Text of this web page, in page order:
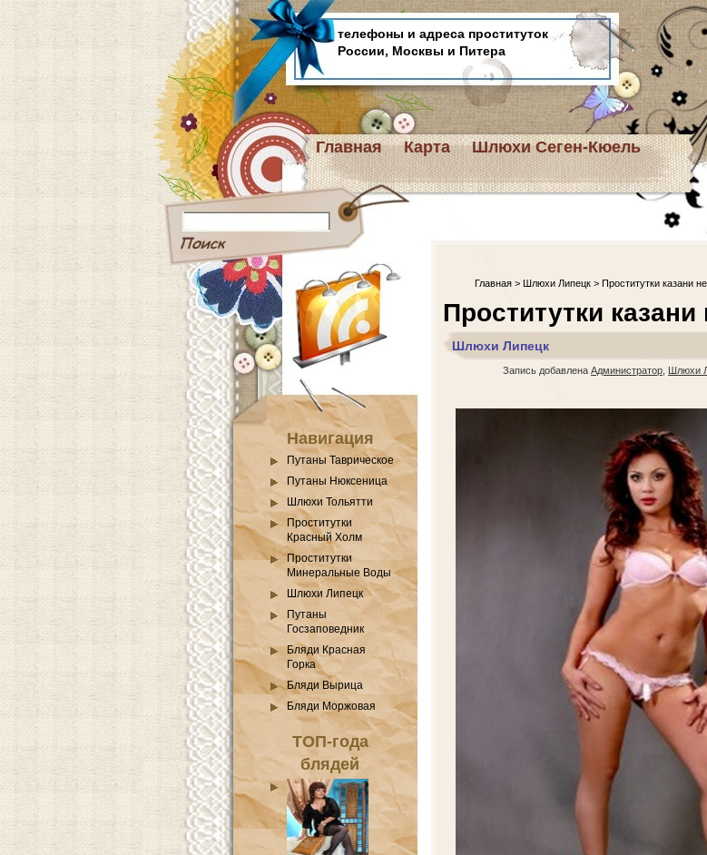
телефоны и адреса проституток
России, Москвы и Питера
Главная Карта Шлюхи Сеген-Кюель
Навигация
Путаны Таврическое
Путаны Нюксеница
Шлюхи Тольятти
Проститутки
Красный Холм
Проститутки
Минеральные Воды
Шлюхи Липецк
Путаны
Госзаповедник
Бляди Красная
Горка
Бляди Вырица
Бляди Моржовая
ТОП-года
блядей
Главная > Шлюхи Липецк > Проститутки казани
Проститутки казани
Шлюхи Липецк
Запись добавлена Администратор Шлюхи